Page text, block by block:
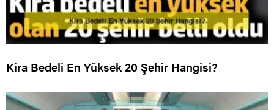
Kira Bedeli En Yüksek 20 Şehir Hangisi?